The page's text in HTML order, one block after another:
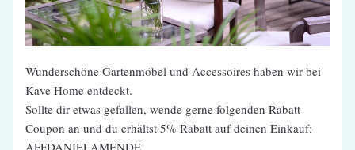
Wunderschöne Gartenmöbel und Accessoires haben wir bei
Kave Home entdeckt.
Sollte dir etwas gefallen, wende gerne folgenden Rabatt
Coupon an und du erhältst 5% Rabatt auf deinen Einkauf:
AFFDANIELAMENDE